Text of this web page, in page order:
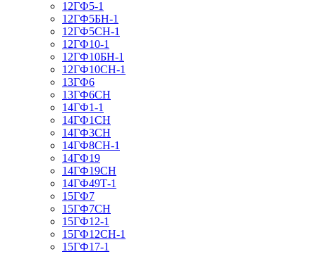
12ГФ5-1
12ГФ5БН-1
12ГФ5СН-1
12ГФ10-1
12ГФ10БН-1
12ГФ10СН-1
13ГФ6
13ГФ6СН
14ГФ1-1
14ГФ1СН
14ГФ3СН
14ГФ8СН-1
14ГФ19
14ГФ19СН
14ГФ49Т-1
15ГФ7
15ГФ7СН
15ГФ12-1
15ГФ12СН-1
15ГФ17-1